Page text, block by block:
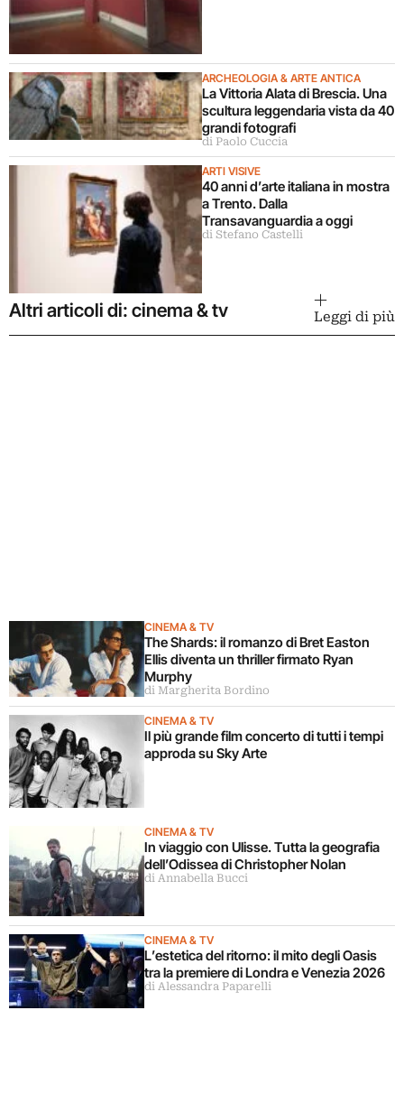
ARCHEOLOGIA & ARTE ANTICA
La Vittoria Alata di Brescia. Una
scultura leggendaria vista da 40
grandi fotografi
di Paolo Cuccia
ARTI VISIVE
40 anni d’arte italiana in mostra
a Trento. Dalla
Transavanguardia a oggi
di Stefano Castelli
Altri articoli di: cinema & tv Leggi di più
CINEMA & TV
The Shards: il romanzo di Bret Easton
Ellis diventa un thriller firmato Ryan
Murphy
di Margherita Bordino
CINEMA & TV
Il più grande film concerto di tutti i tempi
approda su Sky Arte
CINEMA & TV
In viaggio con Ulisse. Tutta la geografia
dell’Odissea di Christopher Nolan
di Annabella Bucci
CINEMA & TV
L’estetica del ritorno: il mito degli Oasis
tra la premiere di Londra e Venezia 2026
di Alessandra Paparelli